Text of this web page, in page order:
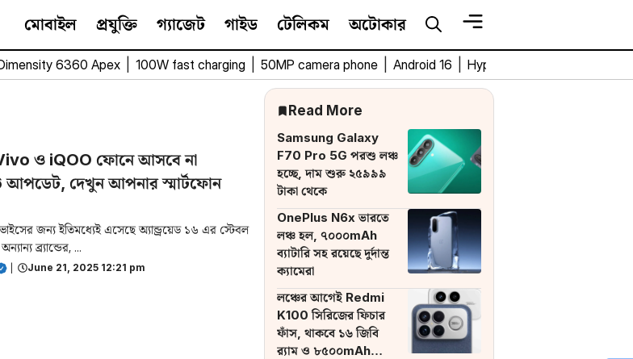
মোবাইল প্রযুক্তি গ্যাজেট গাইড টেলিকম অটোকার
6360 Apex 100W fast charging 50MP camera phone Android 16 HyperOS 3
ও iQOO ফোনে আসবে না
দেখুন আপনার স্মার্টফোন
জন্য ইতিমধ্যেই এসেছে অ্যান্ড্রয়েড ১৬ এর স্টেবল
ব্র্যান্ডের, ...
June 21, 2025 12:21 pm
Read More
Samsung Galaxy
F70 Pro 5G পরশু লঞ্চ
হচ্ছে, দাম শুরু ২৫৯৯৯
টাকা থেকে
OnePlus N6x ভারতে
লঞ্চ হল, ৭০০০mAh
ব্যাটারি সহ রয়েছে দুর্দান্ত
ক্যামেরা
লঞ্চের আগেই Redmi
K100 সিরিজের ফিচার
ফাঁস, থাকবে ১৬ জিবি
র‌্যাম ও ৮৫০০mAh